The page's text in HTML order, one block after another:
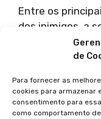
de
Para fornecer as
cookies para armazenar
consentimento para
como comportamento
Entre os
dos inimigos, a
mãos e dos
descritos nos
5.O Salmo 22